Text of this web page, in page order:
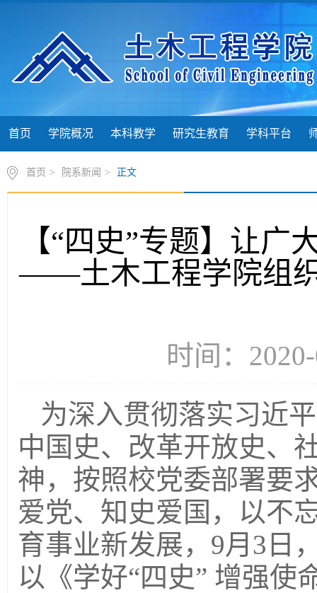
首页 学院概况 本科教学 研究生教育 学科平台
首页 > 院系新闻 > 正文
【“四史”专题】让
——土木工程学院组
时间：
为深入贯彻落实习近
中国史、改革开放史、
神，按照校党委部署要
爱党、知史爱国，以不
育事业新发展，9月3日
以《学好“四史” 增强使